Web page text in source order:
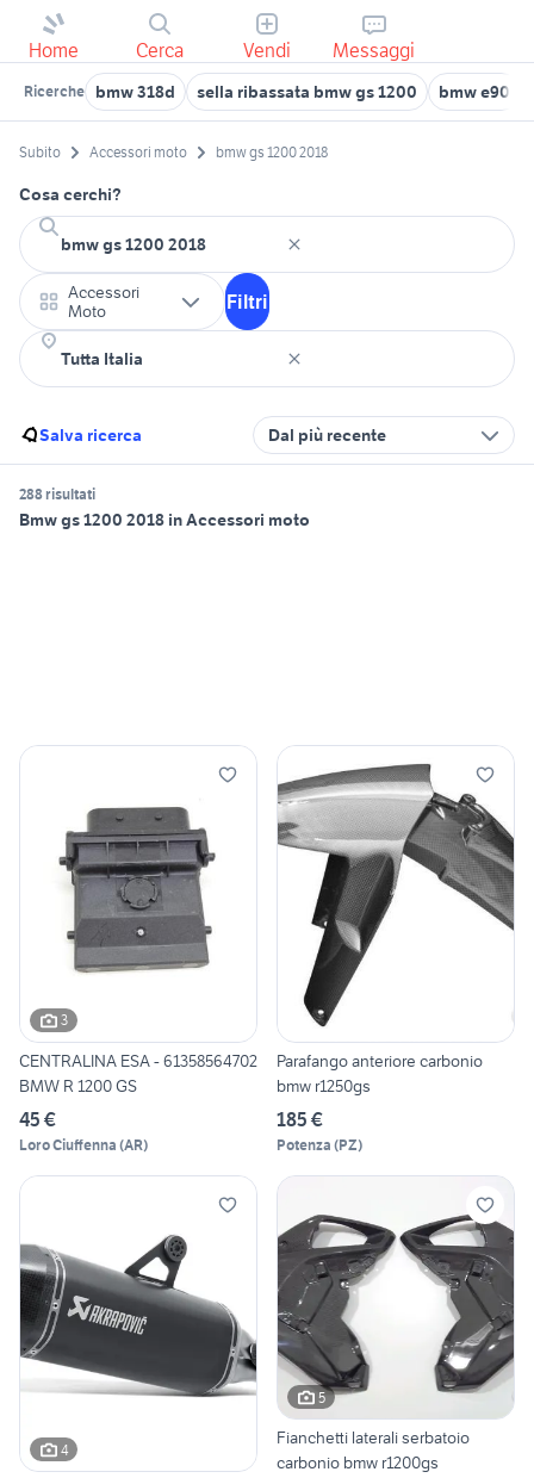
Home Cerca Vendi Messaggi
Ricerche bmw 318d sella ribassata bmw gs 1200 bmw e90
Subito Accessori moto bmw gs 1200 2018
Cosa cerchi?
Accessori
Moto
Filtri
Salva ricerca Dal più recente
288 risultati
Bmw gs 1200 2018 in Accessori moto
3
CENTRALINA ESA - 61358564702
BMW R 1200 GS
45 €
Loro Ciuffenna (AR)
Parafango anteriore carbonio
bmw r1250gs
185 €
Potenza (PZ)
4
5
Fianchetti laterali serbatoio
carbonio bmw r1200gs